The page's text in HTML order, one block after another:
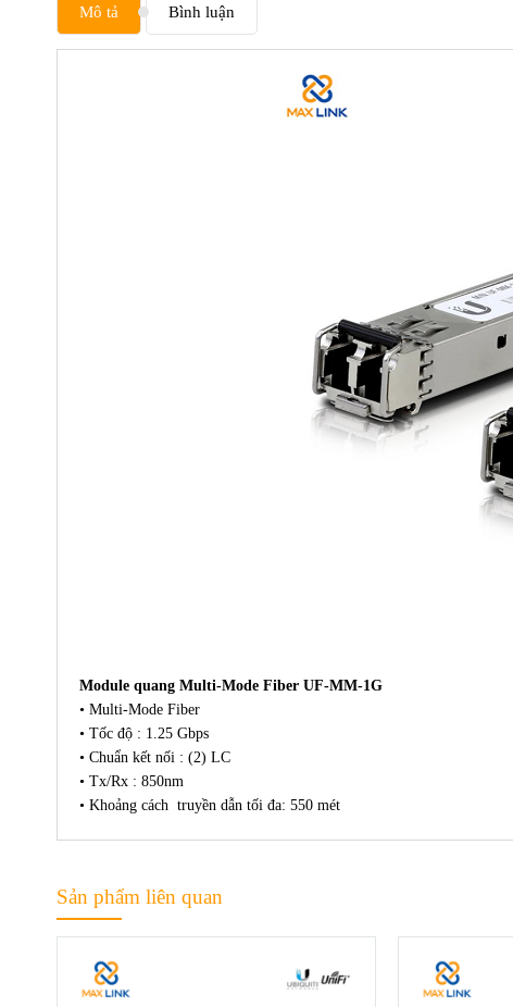
Mô tả Bình luận
Module quang Multi-Mode Fiber UF-MM-1G
• Multi-Mode Fiber
• Tốc độ : 1.25 Gbps
• Chuẩn kết nối : (2) LC
• Tx/Rx : 850nm
• Khoảng cách truyền dẫn tối đa: 550 mét
Sản phẩm liên quan